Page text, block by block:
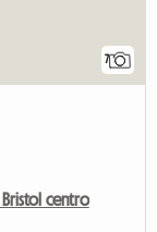
7
centro